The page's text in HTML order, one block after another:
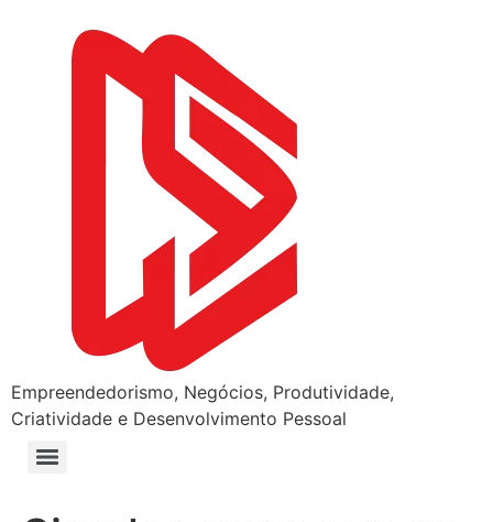
Empreendedorismo, Negócios, Produtividade,
Criatividade e Desenvolvimento Pessoal